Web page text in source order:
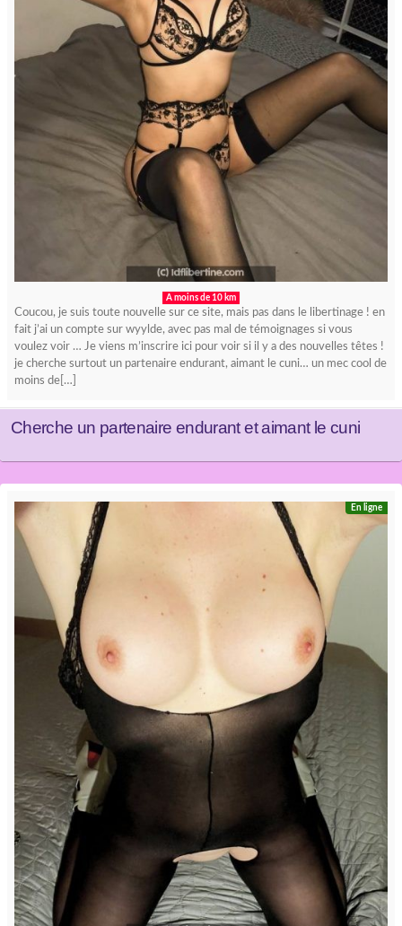
A moins de 10 km
Coucou, je suis toute nouvelle sur ce site, mais pas dans le libertinage ! en
fait j’ai un compte sur wyylde, avec pas mal de témoignages si vous
voulez voir … Je viens m’inscrire ici pour voir si il y a des nouvelles têtes !
je cherche surtout un partenaire endurant, aimant le cuni… un mec cool de
moins de[…]
Cherche un partenaire endurant et aimant le cuni
En ligne